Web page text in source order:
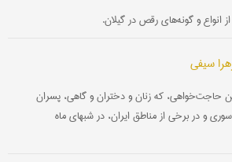
انواع و گونه‌های رقص در گیلان.
سیفی
حاجت‌خواهی، که زنان و دختران و گاهی، پسران
و در برخی از مناطق ایران، در شبهای ماه